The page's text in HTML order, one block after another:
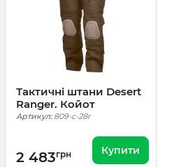
Тактичні штани Desert
Ranger. Койот
Артикул:809-c-28r
2 483грн Купити